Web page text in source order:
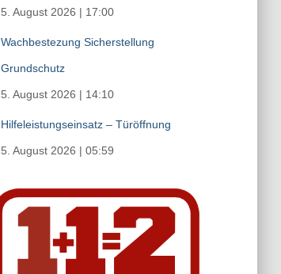
5. August 2026 | 17:00
Wachbestezung Sicherstellung
Grundschutz
5. August 2026 | 14:10
Hilfeleistungseinsatz – Türöffnung
5. August 2026 | 05:59